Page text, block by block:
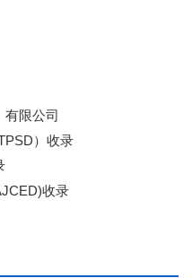
有限公司
）收录
收录